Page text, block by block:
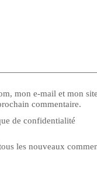
mon e-mail et mon
commentaire.
de confidentialité
les nouveaux